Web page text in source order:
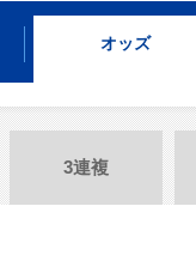
オッズ
3連複